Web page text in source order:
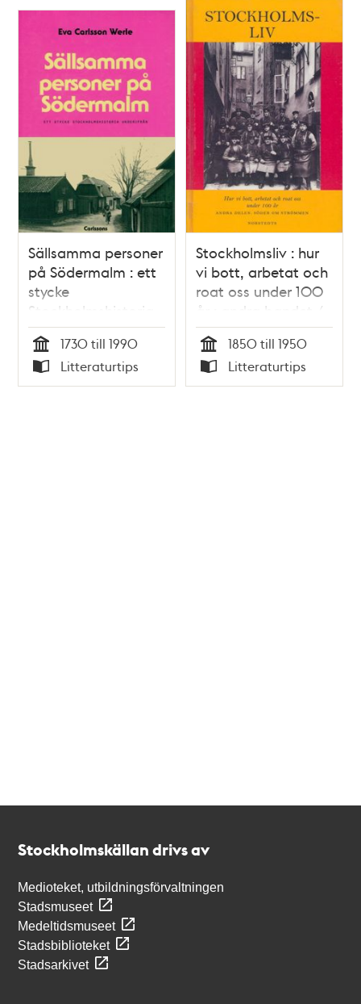
Sällsamma personer
på Södermalm : ett
stycke
Stockholmshistoria
underifrån / Eva
Carlsson Werle
Tid
1730 till 1990
Typ
Litteraturtips
Stockholmsliv : hur
vi bott, arbetat och
roat oss under 100
år : andra bandet /
Staffan Tjerneld
Tid
1850 till 1950
Typ
Litteraturtips
Stockholmskällan drivs av
Medioteket, utbildningsförvaltningen
Stadsmuseet
Medeltidsmuseet
Stadsbiblioteket
Stadsarkivet